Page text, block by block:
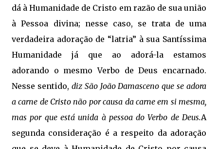
dá à Humanidade de Cristo em razão de sua união
à Pessoa divina; nesse caso, se trata de uma
verdadeira adoração de “latria” à sua Santíssima
Humanidade já que ao adorá-la estamos
adorando o mesmo Verbo de Deus encarnado.
Nesse sentido, diz São João Damasceno que se adora
a carne de Cristo não por causa da carne em si mesma,
mas por que está unida à pessoa do Verbo de Deus.A
segunda consideração é a respeito da adoração